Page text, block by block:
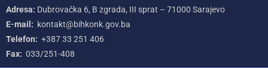
Adresa: Dubrovačka 6, B zgrada, III sprat – 71000‌ Sarajevo
E-mail: kontakt@bihkonk.gov.ba
Telefon: +387‌ 33‌ 251‌ 406
Fax: 033/251-408